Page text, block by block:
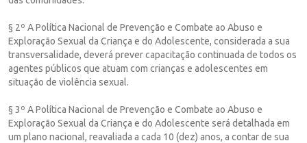
§ 2º A Política Nacional de Prevenção e Combate ao Abuso e
Exploração Sexual da Criança e do Adolescente, considerada a sua
transversalidade, deverá prever capacitação continuada de todos os
agentes públicos que atuam com crianças e adolescentes em
situação de violência sexual.
§ 3º A Política Nacional de Prevenção e Combate ao Abuso e
Exploração Sexual da Criança e do Adolescente será detalhada em
um plano nacional, reavaliada a cada 10 (dez) anos, a contar de sua